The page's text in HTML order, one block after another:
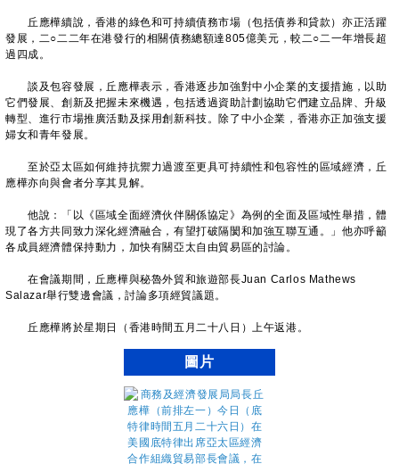
丘應樺續說，香港的綠色和可持續債務市場（包括債券和貸款）亦正活躍
發展，二○二二年在港發行的相關債務總額達805億美元，較二○二一年增長超
過四成。
談及包容發展，丘應樺表示，香港逐步加強對中小企業的支援措施，以助
它們發展、創新及把握未來機遇，包括透過資助計劃協助它們建立品牌、升級
轉型、進行市場推廣活動及採用創新科技。除了中小企業，香港亦正加強支援
婦女和青年發展。
至於亞太區如何維持抗禦力過渡至更具可持續性和包容性的區域經濟，丘
應樺亦向與會者分享其見解。
他說：「以《區域全面經濟伙伴關係協定》為例的全面及區域性舉措，體
現了各方共同致力深化經濟融合，有望打破隔閡和加強互聯互通。」他亦呼籲
各成員經濟體保持動力，加快有關亞太自由貿易區的討論。
在會議期間，丘應樺與秘魯外貿和旅遊部長Juan Carlos Mathews
Salazar舉行雙邊會議，討論多項經貿議題。
丘應樺將於星期日（香港時間五月二十八日）上午返港。
圖片